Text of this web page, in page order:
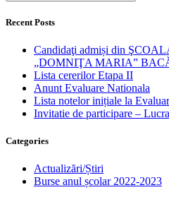
Recent Posts
Candidaţi admiși din
„DOMNIŢA MARIA”
Lista cererilor Etapa II
Anunt Evaluare Nationala
Lista notelor inițiale la
Invitatie de participare –
Categories
Actualizări/Știri
Burse anul școlar 2022-2023